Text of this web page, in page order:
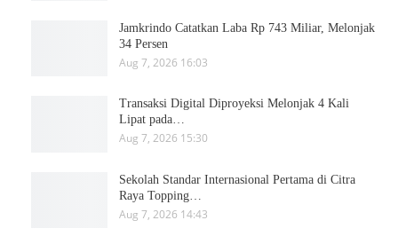
Jamkrindo Catatkan Laba Rp 743 Miliar, Melonjak
34 Persen
Aug 7, 2026 16:03
Transaksi Digital Diproyeksi Melonjak 4 Kali
Lipat pada…
Aug 7, 2026 15:30
Sekolah Standar Internasional Pertama di Citra
Raya Topping…
Aug 7, 2026 14:43